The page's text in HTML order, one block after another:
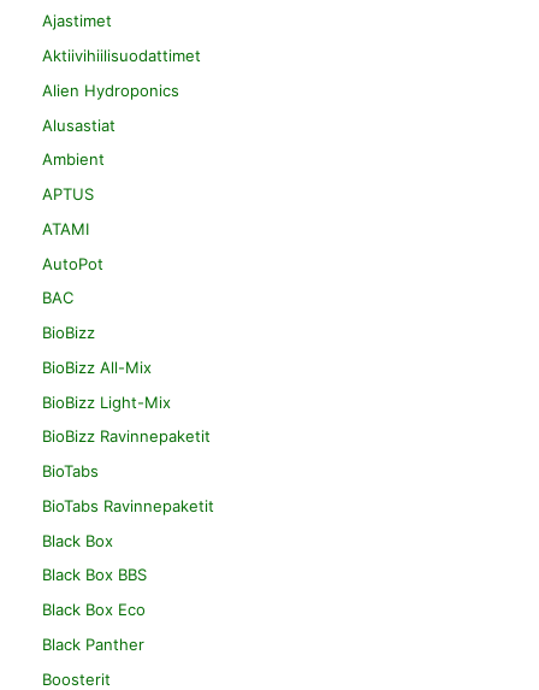
Ajastimet
Aktiivihiilisuodattimet
Alien Hydroponics
Alusastiat
Ambient
APTUS
ATAMI
AutoPot
BAC
BioBizz
BioBizz All-Mix
BioBizz Light-Mix
BioBizz Ravinnepaketit
BioTabs
BioTabs Ravinnepaketit
Black Box
Black Box BBS
Black Box Eco
Black Panther
Boosterit